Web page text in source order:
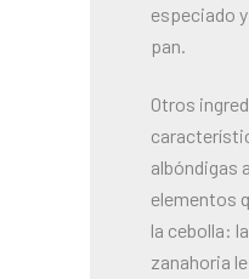
especiado
pan.
Otros
albóndigas
elementos
la cebolla:
zanahoria